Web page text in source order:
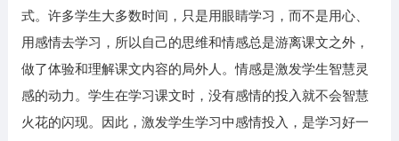
式。许多学生大多数时间，只是用眼睛学习，而不是用心、
用感情去学习，所以自己的思维和情感总是游离课文之外，
做了体验和理解课文内容的局外人。情感是激发学生智慧灵
感的动力。学生在学习课文时，没有感情的投入就不会智慧
火花的闪现。因此，激发学生学习中感情投入，是学习好一